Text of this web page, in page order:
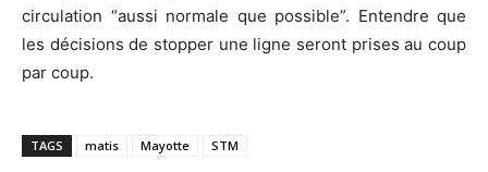
circulation “aussi normale que possible”. Entendre que
les décisions de stopper une ligne seront prises au coup
par coup.
TAGS matis Mayotte STM